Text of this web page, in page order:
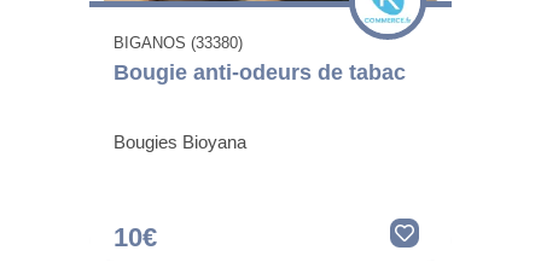
BIGANOS (33380)
Bougie anti-odeurs de tabac
Bougies Bioyana
10€